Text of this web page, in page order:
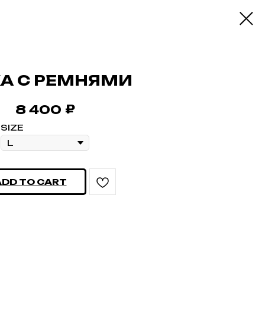
С РЕМНЯМИ
8 400 ₽
SIZE
TO CART